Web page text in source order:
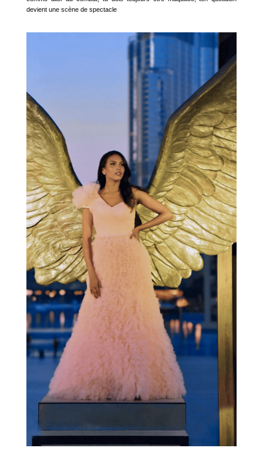
devient une scène de spectacle